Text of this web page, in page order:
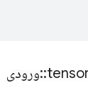
::ورودی